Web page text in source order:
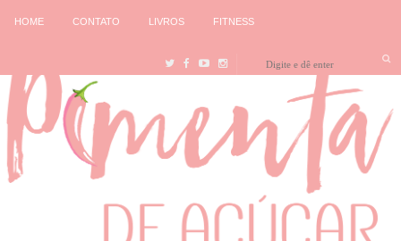
HOME CONTATO LIVROS FITNESS